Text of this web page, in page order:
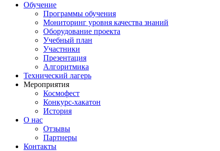
Обучение
Программы обучения
Мониторинг уровня качества знаний
Оборудование проекта
Учебный план
Участники
Презентация
Алгоритмика
Технический лагерь
Мероприятия
Космофест
Конкурс-хакатон
История
О нас
Отзывы
Партнеры
Контакты